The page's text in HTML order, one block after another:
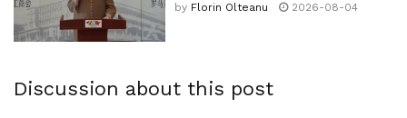
by Florin Olteanu 2026-08-04
Discussion about this post